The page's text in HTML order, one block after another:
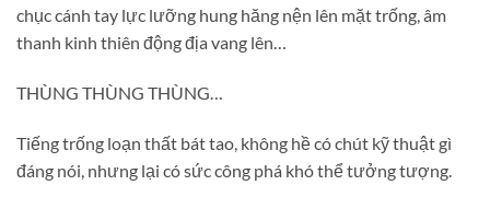
chục cánh tay lực lưỡng hung hăng nện lên mặt trống, âm
thanh kinh thiên động địa vang lên…
THÙNG THÙNG THÙNG…
Tiếng trống loạn thất bát tao, không hề có chút kỹ thuật gì
đáng nói, nhưng lại có sức công phá khó thể tưởng tượng.